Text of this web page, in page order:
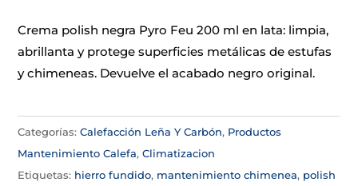
Crema polish negra Pyro Feu 200 ml en lata: limpia,
abrillanta y protege superficies metálicas de estufas
y chimeneas. Devuelve el acabado negro original.
Categorías:Calefacción Leña Y Carbón, Productos
Mantenimiento Calefa,Climatizacion
Etiquetas: hierro fundido, mantenimiento chimenea, polish